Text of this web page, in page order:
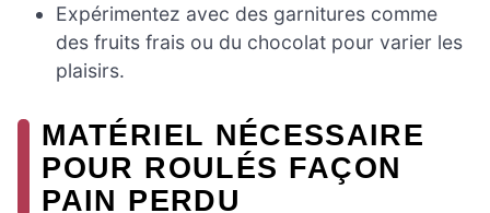
Expérimentez avec des garnitures comme
des fruits frais ou du chocolat pour varier les
plaisirs.
MATÉRIEL NÉCESSAIRE
POUR ROULÉS FAÇON
PAIN PERDU